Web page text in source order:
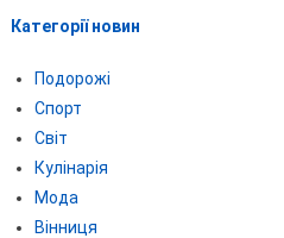
Категорії новин
Подорожі
Спорт
Світ
Кулінарія
Мода
Вінниця